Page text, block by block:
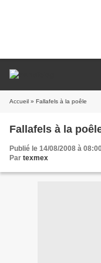
Accueil » Fallafels à la poêle
Fallafels à la
Publié le 14/08/2008 à
Par texmex